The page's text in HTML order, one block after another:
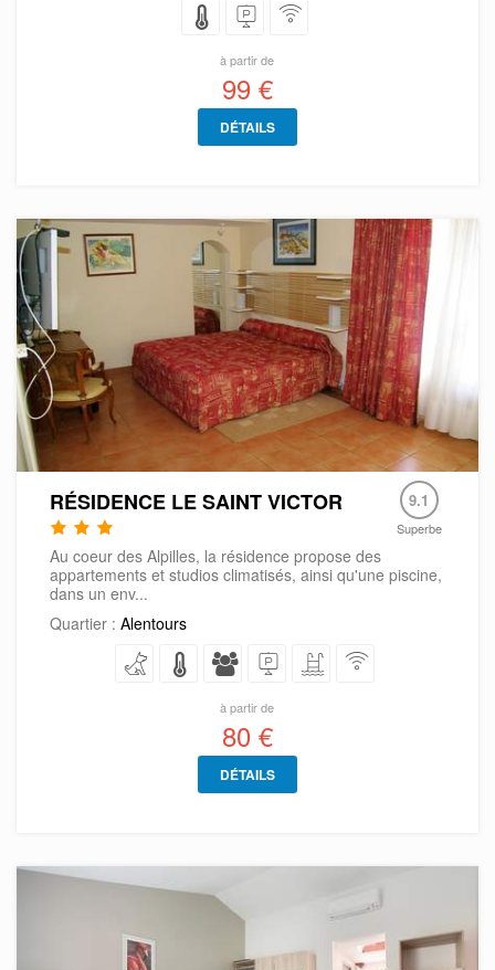
à partir de
99 €
DÉTAILS
RÉSIDENCE LE SAINT VICTOR 9.1
Superbe
Au coeur des Alpilles, la résidence propose des
appartements et studios climatisés, ainsi qu'une piscine,
dans un env...
Quartier : Alentours
à partir de
80 €
DÉTAILS